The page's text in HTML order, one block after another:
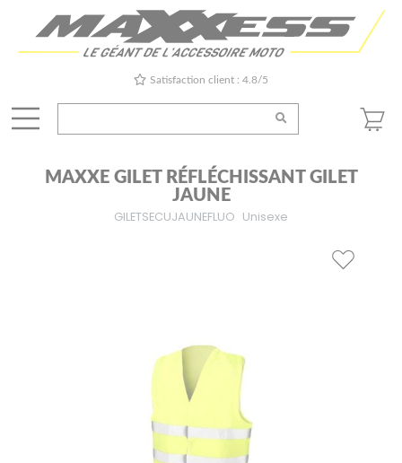
Satisfaction client : 4.8/5
MAXXE GILET RÉFLÉCHISSANT GILET
JAUNE
GILETSECUJAUNEFLUO Unisexe